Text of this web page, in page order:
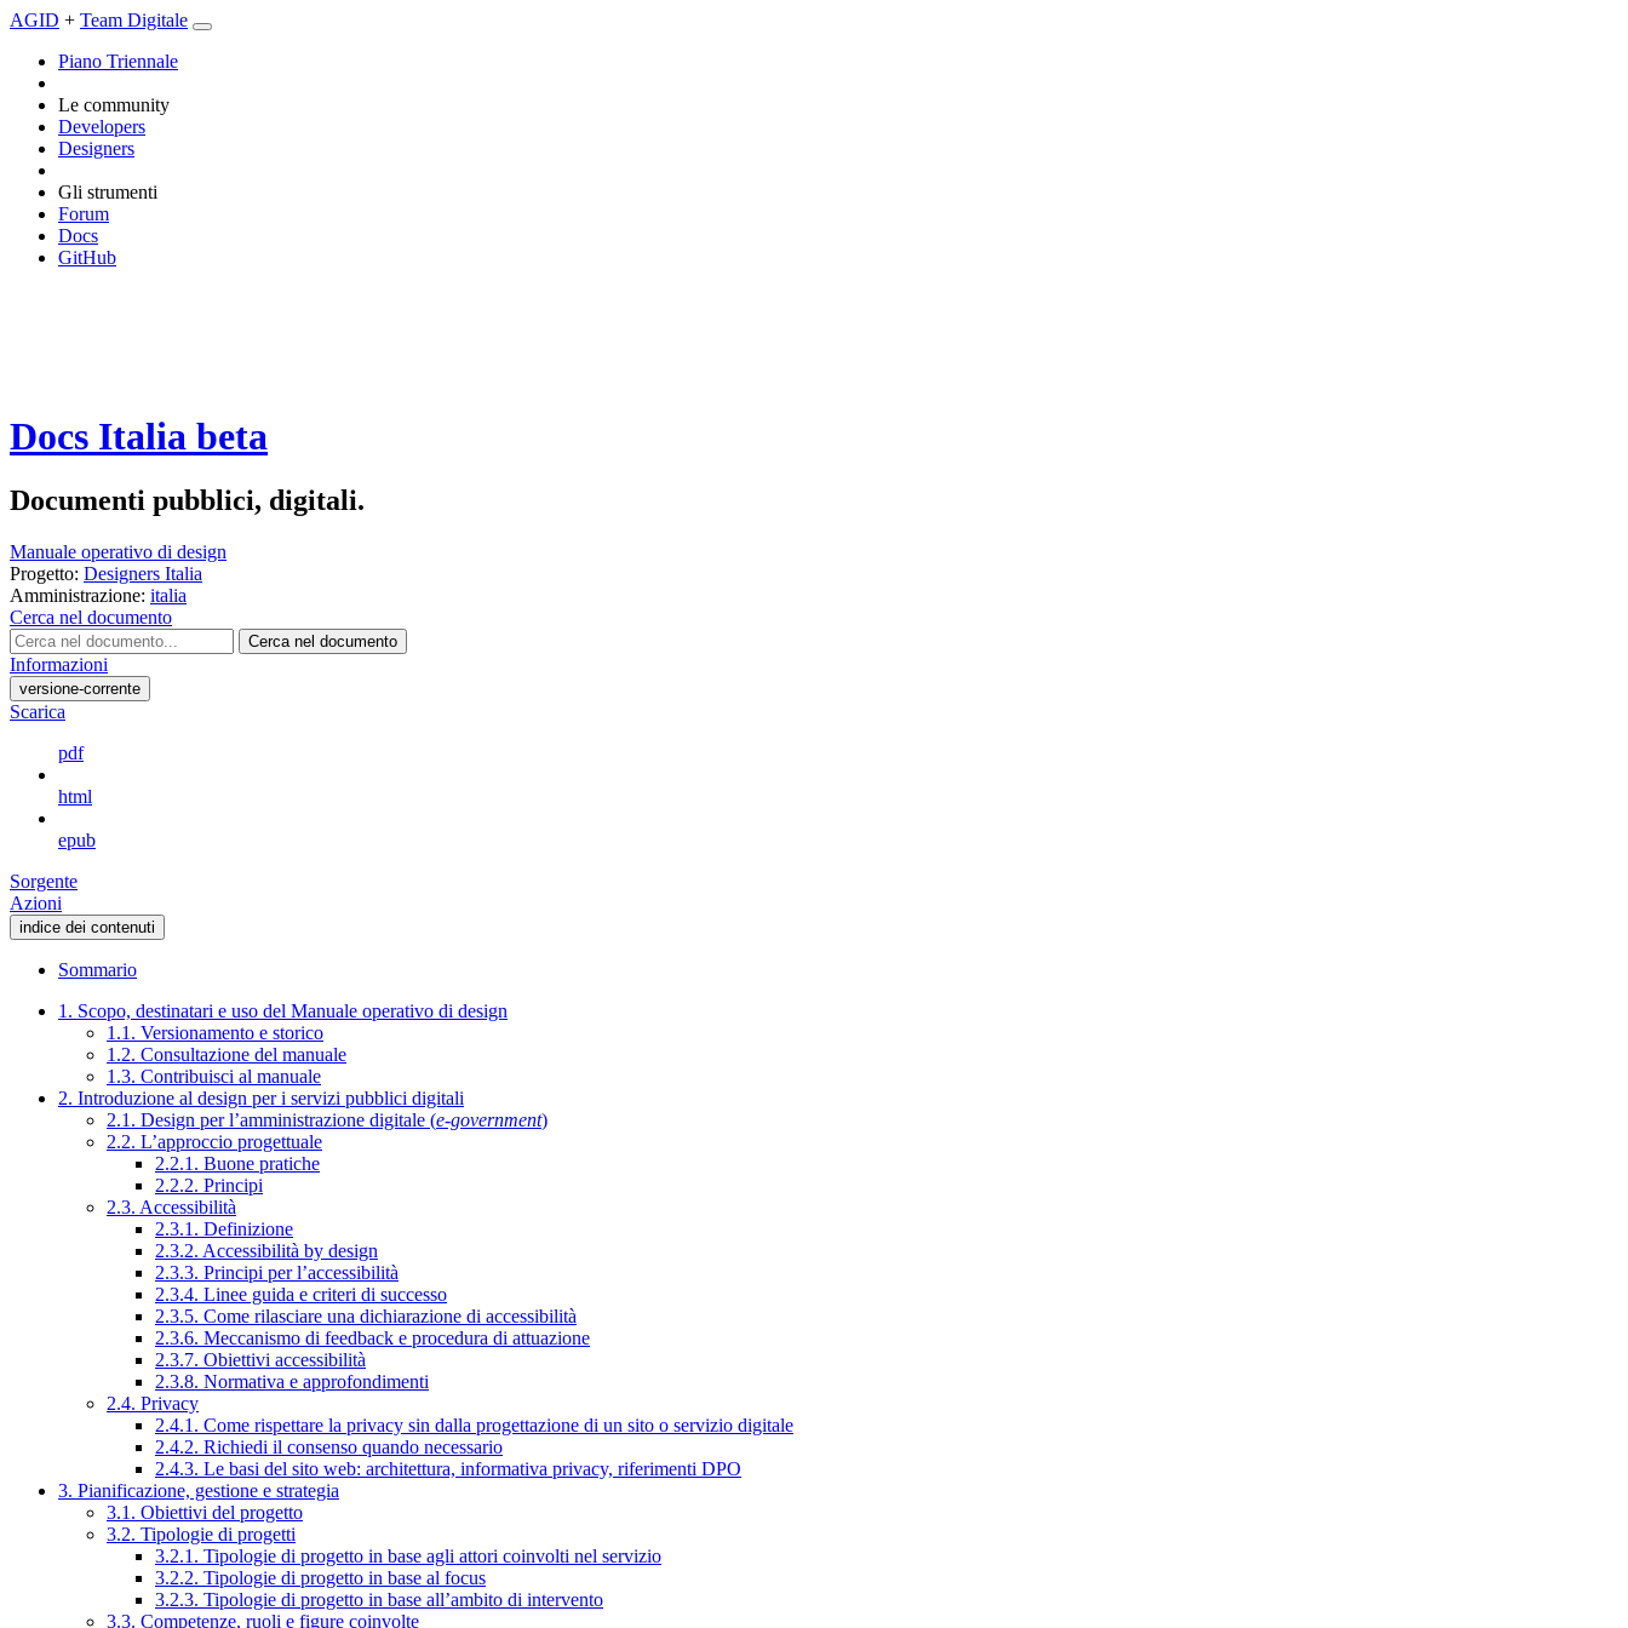
AGID + Team Digitale
Piano Triennale
Le community
Developers
Designers
Gli strumenti
Forum
Docs
GitHub
Docs Italia beta
Documenti pubblici, digitali.
Manuale operativo di design
Progetto: Designers Italia
Amministrazione: italia
Cerca nel documento
Cerca nel documento
Informazioni
versione-corrente
Scarica
pdf
html
epub
Sorgente
Azioni
indice dei contenuti
Sommario
1. Scopo, destinatari e uso del Manuale operativo di design
1.1. Versionamento e storico
1.2. Consultazione del manuale
1.3. Contribuisci al manuale
2. Introduzione al design per i servizi pubblici digitali
2.1. Design per l’amministrazione digitale (e-government)
2.2. L’approccio progettuale
2.2.1. Buone pratiche
2.2.2. Principi
2.3. Accessibilità
2.3.1. Definizione
2.3.2. Accessibilità by design
2.3.3. Principi per l’accessibilità
2.3.4. Linee guida e criteri di successo
2.3.5. Come rilasciare una dichiarazione di accessibilità
2.3.6. Meccanismo di feedback e procedura di attuazione
2.3.7. Obiettivi accessibilità
2.3.8. Normativa e approfondimenti
2.4. Privacy
2.4.1. Come rispettare la privacy sin dalla progettazione di un sito o servizio digitale
2.4.2. Richiedi il consenso quando necessario
2.4.3. Le basi del sito web: architettura, informativa privacy, riferimenti DPO
3. Pianificazione, gestione e strategia
3.1. Obiettivi del progetto
3.2. Tipologie di progetti
3.2.1. Tipologie di progetto in base agli attori coinvolti nel servizio
3.2.2. Tipologie di progetto in base al focus
3.2.3. Tipologie di progetto in base all’ambito di intervento
3.3. Competenze, ruoli e figure coinvolte